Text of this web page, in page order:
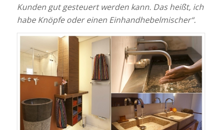
Kunden gut gesteuert werden kann. Das heißt, ich
habe Knöpfe oder einen Einhandhebelmischer“.